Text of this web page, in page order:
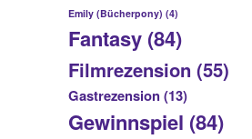
Emily (Bücherpony) (4)
Fantasy (84)
Filmrezension (55)
Gastrezension (13)
Gewinnspiel (84)